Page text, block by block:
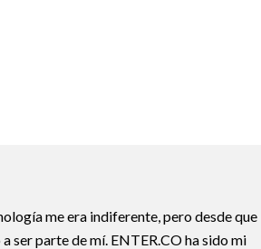
me era indiferente, pero desde que
ser parte de mí. ENTER.CO ha sido mi